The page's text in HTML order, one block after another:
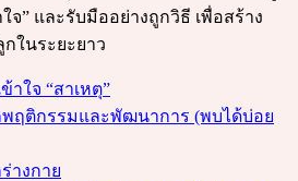
จ” และรับมืออย่างถูกวิธี เพื่อสร้าง
ในระยะยาว
ใจ “สาเหตุ”
พฤติกรรมและพัฒนาการ (พบได้บ่อย
างกาย